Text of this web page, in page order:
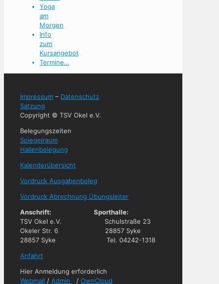
Yoga
am
Morgen
Info
zum
Kursangebot
Termine…
Impressum – Datenschutz
Satzung
Copyright © TSV Okel e.V.
Belegungszeiten
Spiegelraum
Hallenbelegung
Kalenderübersicht
Vordruck Ausgabenbeleg
Vordruck Abrechnung Übungsleiter
Anschrift: Sporthalle:
TSV Okel e.V. Schulstraße 23
Okeler Str. 6 28857 Syke
28857 Syke Tel. 04242-1318
Anfahrt
Hier Anmeldung erforderlich
Webmail / Admin / OwnCloud